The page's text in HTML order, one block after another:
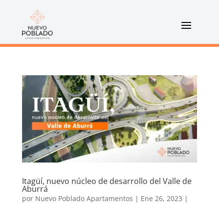
Itagüí, nuevo núcleo de desarrollo del Valle de
Aburrá
por Nuevo Poblado Apartamentos | Ene 26, 2023 |